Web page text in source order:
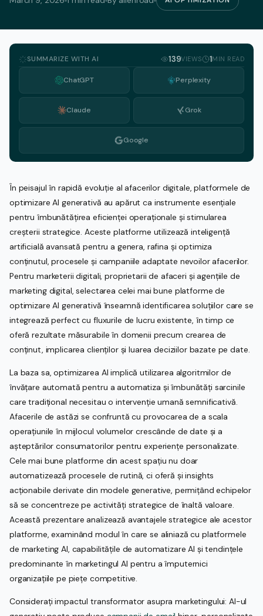
SUMMARIZE WITH AI 139VIEWS 1MIN READ
ChatGPT Perplexity
Claude Grok
Google
În peisajul în rapidă evoluție al afacerilor digitale, platformele de
optimizare AI generativă au apărut ca instrumente esențiale
pentru îmbunătățirea eficienței operaționale și stimularea
creșterii strategice. Aceste platforme utilizează inteligență
artificială avansată pentru a genera, rafina și optimiza
conținutul, procesele și campaniile adaptate nevoilor afacerilor.
Pentru marketerii digitali, proprietarii de afaceri și agențiile de
marketing digital, selectarea celei mai bune platforme de
optimizare AI generativă înseamnă identificarea soluțiilor care se
integrează perfect cu fluxurile de lucru existente, în timp ce
oferă rezultate măsurabile în domenii precum crearea de
conținut, implicarea clienților și luarea deciziilor bazate pe date.
La baza sa, optimizarea AI implică utilizarea algoritmilor de
învățare automată pentru a automatiza și îmbunătăți sarcinile
care tradițional necesitau o intervenție umană semnificativă.
Afacerile de astăzi se confruntă cu provocarea de a scala
operațiunile în mijlocul volumelor crescânde de date și a
așteptărilor consumatorilor pentru experiențe personalizate.
Cele mai bune platforme din acest spațiu nu doar
automatizează procesele de rutină, ci oferă și insights
acționabile derivate din modele generative, permițând echipelor
să se concentreze pe activități strategice de înaltă valoare.
Această prezentare analizează avantajele strategice ale acestor
platforme, examinând modul în care se aliniază cu platformele
de marketing AI, capabilitățile de automatizare AI și tendințele
predominante în marketingul AI pentru a împuternici
organizațiile pe piețe competitive.
Considerați impactul transformator asupra marketingului: AI-ul